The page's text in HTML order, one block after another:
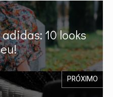
10 looks
PRÓXIMO